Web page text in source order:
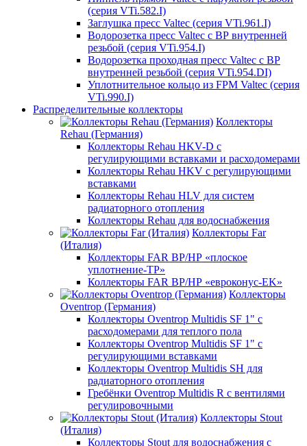
(серия VTi.582.I)
Заглушка пресс Valtec (серия VTi.961.I)
Водорозетка пресс Valtec с ВР внутренней
резьбой (серия VTi.954.I)
Водорозетка проходная пресс Valtec с ВР
внутренней резьбой (серия VTi.954.DI)
Уплотнительное кольцо из FPM Valtec (серия
VTi.990.I)
Распределительные коллекторы
Коллекторы
Rehau (Германия)
Коллекторы Rehau HKV-D с
регулирующими вставками и расходомерами
Коллекторы Rehau HKV с регулирующими
вставками
Коллекторы Rehau HLV для систем
радиаторного отопления
Коллекторы Rehau для водоснабжения
Коллекторы Far
(Италия)
Коллекторы FAR ВР/НР «плоское
уплотнение-TP»
Коллекторы FAR ВР/НР «евроконус-EK»
Коллекторы
Oventrop (Германия)
Коллекторы Oventrop Multidis SF 1" с
расходомерами для теплого пола
Коллекторы Oventrop Multidis SF 1" с
регулирующими вставками
Коллекторы Oventrop Multidis SH для
радиаторного отопления
Гребёнки Oventrop Multidis R с вентилями
регулировочными
Коллекторы Stout
(Италия)
Коллекторы Stout для водоснабжения с